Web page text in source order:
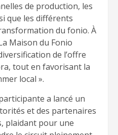
de production, les
que les différents
du fonio. À
Maison du Fonio
de l’offre
tout en favorisant la
local ».
a lancé un
et des partenaires
plaidant pour une